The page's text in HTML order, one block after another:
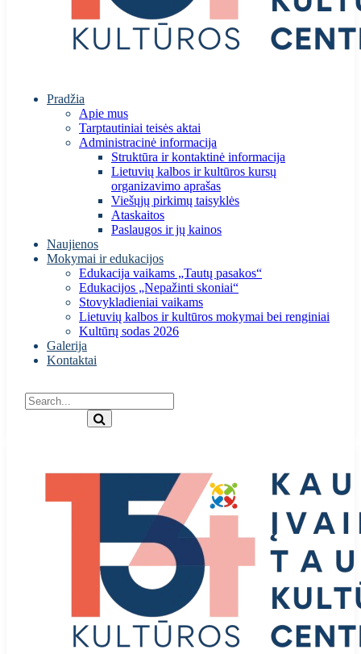
Pradžia
Apie mus
Tarptautiniai teisės aktai
Administracinė informacija
Struktūra ir kontaktinė informacija
Lietuvių kalbos ir kultūros kursų
organizavimo aprašas
Viešųjų pirkimų taisyklės
Ataskaitos
Paslaugos ir jų kainos
Naujienos
Mokymai ir edukacijos
Edukacija vaikams „Tautų pasakos“
Edukacijos „Nepažinti skoniai“
Stovykladieniai vaikams
Lietuvių kalbos ir kultūros mokymai bei renginiai
Kultūrų sodas 2026
Galerija
Kontaktai